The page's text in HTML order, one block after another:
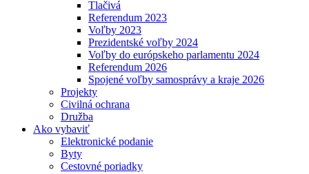
Tlačivá
Referendum 2023
Voľby 2023
Prezidentské voľby 2024
Voľby do európskeho parlamentu 2024
Referendum 2026
Spojené voľby samosprávy a kraje 2026
Projekty
Civilná ochrana
Družba
Ako vybaviť
Elektronické podanie
Byty
Cestovné poriadky